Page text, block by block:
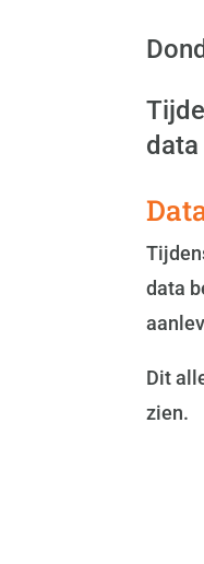
data
Dit
zien.